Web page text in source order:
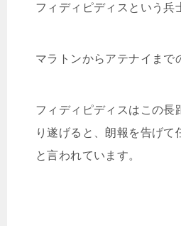
フィディピディスという兵
マラトンからアテナイまで
フィディピディスはこの長
り遂げると、朗報を告げ
と言われています。